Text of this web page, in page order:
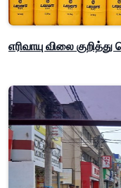
எரிவாயு விலை